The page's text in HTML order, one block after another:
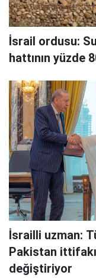
İsrail ordusu:
hattının yüzde
İsrailli uzman:
Pakistan
değiştiriyor